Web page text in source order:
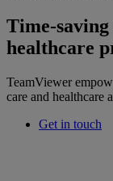
Time-
healthcare
TeamViewer
care and healthcare
Get in touch